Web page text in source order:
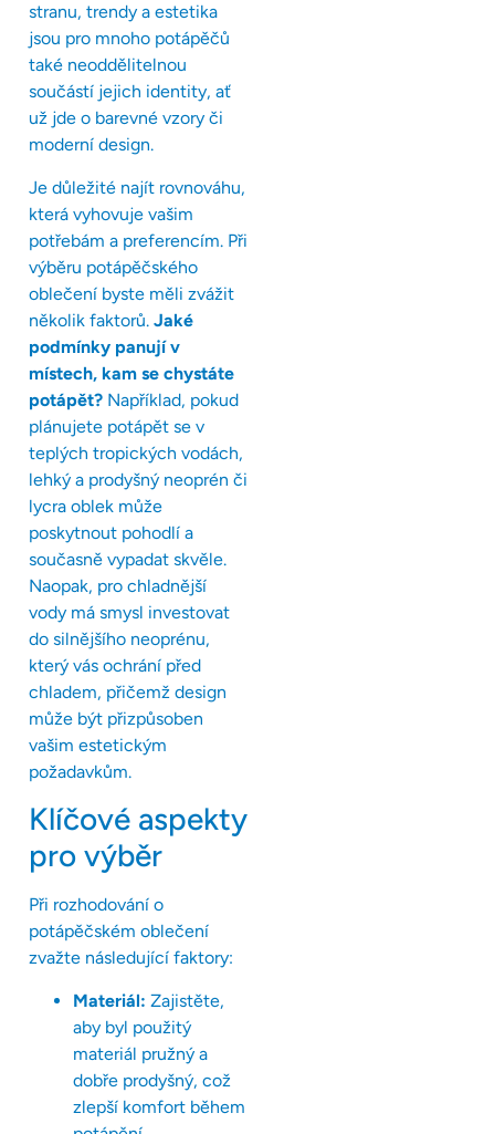
stranu, trendy a estetika
jsou pro mnoho potápěčů
také neoddělitelnou
součástí jejich identity, ať
už jde o barevné vzory či
moderní design.
Je důležité najít rovnováhu,
která vyhovuje vašim
potřebám a preferencím. Při
výběru potápěčského
oblečení byste měli zvážit
několik faktorů. Jaké
podmínky panují v
místech, kam se chystáte
potápět? Například, pokud
plánujete potápět se v
teplých tropických vodách,
lehký a prodyšný neoprén či
lycra oblek může
poskytnout pohodlí a
současně vypadat skvěle.
Naopak, pro chladnější
vody má smysl investovat
do silnějšího neoprénu,
který vás ochrání před
chladem, přičemž design
může být přizpůsoben
vašim estetickým
požadavkům.
Klíčové aspekty
pro výběr
Při rozhodování o
potápěčském oblečení
zvažte následující faktory:
Materiál: Zajistěte,
aby byl použitý
materiál pružný a
dobře prodyšný, což
zlepší komfort během